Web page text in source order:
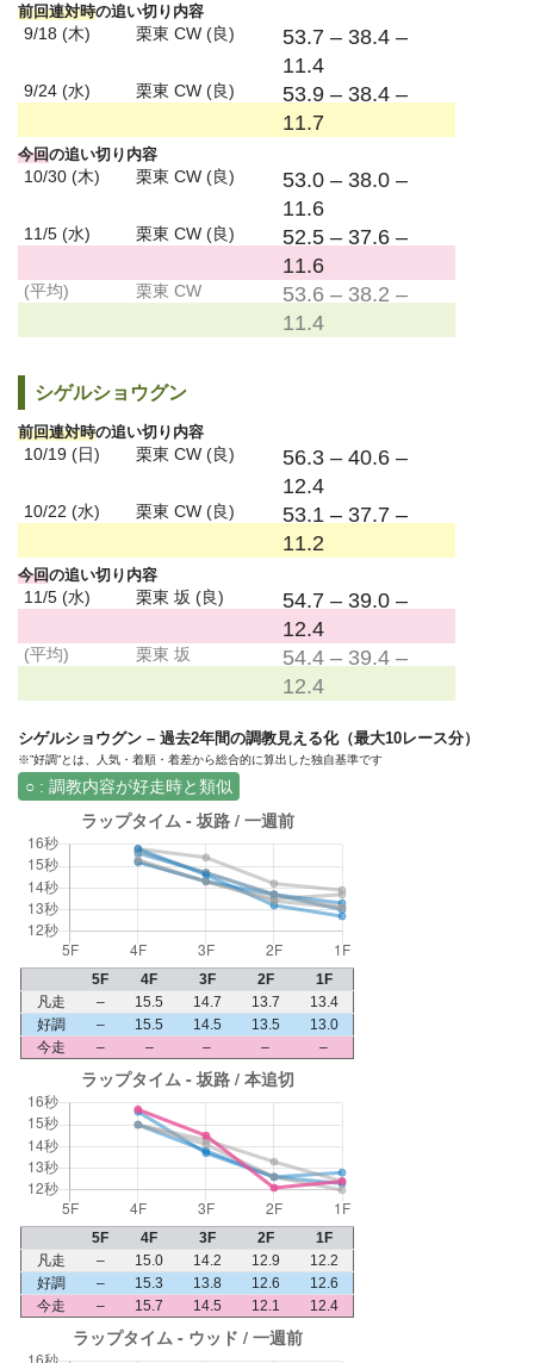
前回連対時の追い切り内容
9/18 (木) 栗東 CW (良)
53.7 – 38.4 –
11.4
9/24 (水) 栗東 CW (良)
53.9 – 38.4 –
11.7
今回の追い切り内容
10/30 (木) 栗東 CW (良)
53.0 – 38.0 –
11.6
11/5 (水) 栗東 CW (良)
52.5 – 37.6 –
11.6
(平均) 栗東 CW
53.6 – 38.2 –
11.4
シゲルショウグン
前回連対時の追い切り内容
10/19 (日) 栗東 CW (良)
56.3 – 40.6 –
12.4
10/22 (水) 栗東 CW (良)
53.1 – 37.7 –
11.2
今回の追い切り内容
11/5 (水) 栗東 坂 (良)
54.7 – 39.0 –
12.4
(平均) 栗東 坂
54.4 – 39.4 –
12.4
シゲルショウグン – 過去2年間の調教見える化（最大10レース分）
※”好調”とは、人気・着順・着差から総合的に算出した独自基準です
○ : 調教内容が好走時と類似
5F 4F 3F 2F
1F
凡走
– 15.5 14.7 13.7
13.4
好調
– 15.5 14.5 13.5
13.0
今走
– – – – –
5F 4F 3F 2F
1F
凡走
– 15.0 14.2 12.9
12.2
好調
– 15.3 13.8 12.6
12.6
今走
– 15.7 14.5 12.1 12.4